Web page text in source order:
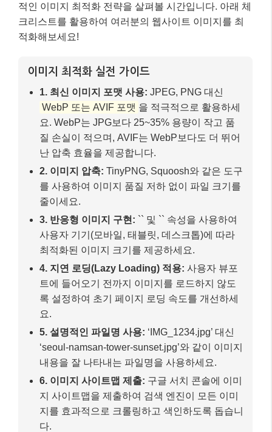
적인 이미지 최적화 전략을 살펴볼 시간입니다. 아래 체
크리스트를 활용하여 여러분의 웹사이트 이미지를 최
적화해보세요!
이미지 최적화 실전 가이드
1. 최신 이미지 포맷 사용: JPEG, PNG 대신
WebP 또는 AVIF 포맷 을 적극적으로 활용하세
요. WebP는 JPG보다 25~35% 용량이 작고 품
질 손실이 적으며, AVIF는 WebP보다도 더 뛰어
난 압축 효율을 제공합니다.
2. 이미지 압축: TinyPNG, Squoosh와 같은 도구
를 사용하여 이미지 품질 저하 없이 파일 크기를
줄이세요.
3. 반응형 이미지 구현: `` 및 `` 속성을 사용하여
사용자 기기(모바일, 태블릿, 데스크톱)에 따라
최적화된 이미지 크기를 제공하세요.
4. 지연 로딩(Lazy Loading) 적용: 사용자 뷰포
트에 들어오기 전까지 이미지를 로드하지 않도
록 설정하여 초기 페이지 로딩 속도를 개선하세
요.
5. 설명적인 파일명 사용: ‘IMG_1234.jpg’ 대신
‘seoul-namsan-tower-sunset.jpg’와 같이 이미지
내용을 잘 나타내는 파일명을 사용하세요.
6. 이미지 사이트맵 제출: 구글 서치 콘솔에 이미
지 사이트맵을 제출하여 검색 엔진이 모든 이미
지를 효과적으로 크롤링하고 색인하도록 돕습니
다.